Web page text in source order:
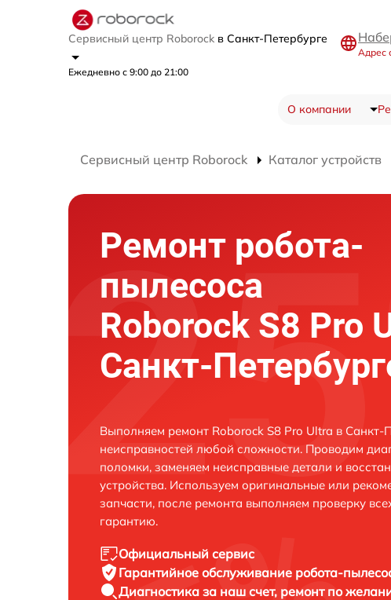
Сервисный центр Roborock в Санкт-Петербурге
Ежедневно с 9:00 до 21:00
Адрес
О компании
Сервисный центр Roborock Каталог устройств
Ремонт робота-
пылесоса
Roborock S8 Pro
Санкт-
Выполняем ремонт Roborock S8 Pro Ultra в Санкт-
неисправностей любой сложности. Проводим
поломки, заменяем неисправные детали и
устройства. Используем оригинальные или
запчасти, после ремонта выполняем проверку
гарантию.
Официальный сервис
Гарантийное обслуживание робота-
Диагностика за наш счет, ремонт по